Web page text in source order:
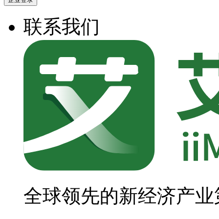
联系我们
全球领先的新经济产